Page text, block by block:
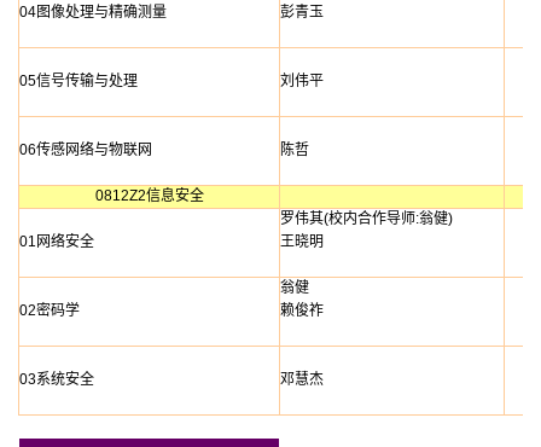
04图像处理与精确测量 彭青玉
05信号传输与处理 刘伟平
06传感网络与物联网 陈哲
0812Z2信息安全
01网络安全
罗伟其(校内合作导师:翁健)
王晓明
02密码学
翁健
赖俊祚
03系统安全 邓慧杰